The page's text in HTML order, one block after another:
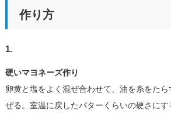
作り方
1.
硬いマヨネーズ作り
卵黄と塩をよく混ぜ合わせて、油を糸をた
ぜる。室温に戻したバターくらいの硬さにす